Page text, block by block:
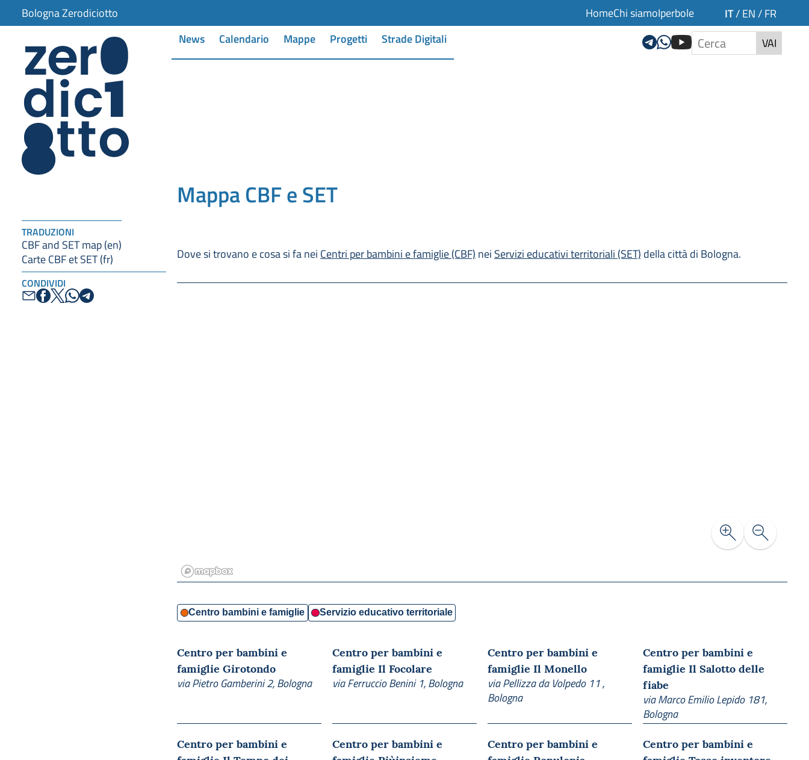
Bologna Zerodiciotto HomeChi siamoIperbole IT/ EN / FR
News Calendario Mappe Progetti Strade Digitali VAI
TRADUZIONI
CBF and SET map (en)
Carte CBF et SET (fr)
CONDIVIDI
Mappa CBF e SET
Dove si trovano e cosa si fa nei Centri per bambini e famiglie (CBF) nei Servizi educativi territoriali (SET) della città di Bologna.
Centro bambini e famiglie Servizio educativo territoriale
Centro per bambini e
famiglie Girotondo
via Pietro Gamberini 2, Bologna
Centro per bambini e
famiglie Il Focolare
via Ferruccio Benini 1, Bologna
Centro per bambini e
famiglie Il Monello
via Pellizza da Volpedo 11 ,
Bologna
Centro per bambini e
famiglie Il Salotto delle
fiabe
via Marco Emilio Lepido 181,
Bologna
Centro per bambini e
Centro per bambini e
Centro per bambini e
Centro per bambini e